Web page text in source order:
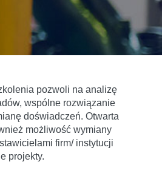
pozwoli na analizę
wspólne rozwiązanie
doświadczeń. Otwarta
możliwość wymiany
firm/ instytucji
projekty.